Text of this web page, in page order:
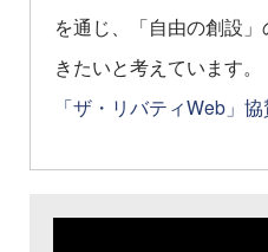
を通じ、「自由の創設
きたいと考えています。
「ザ・リバティWeb」